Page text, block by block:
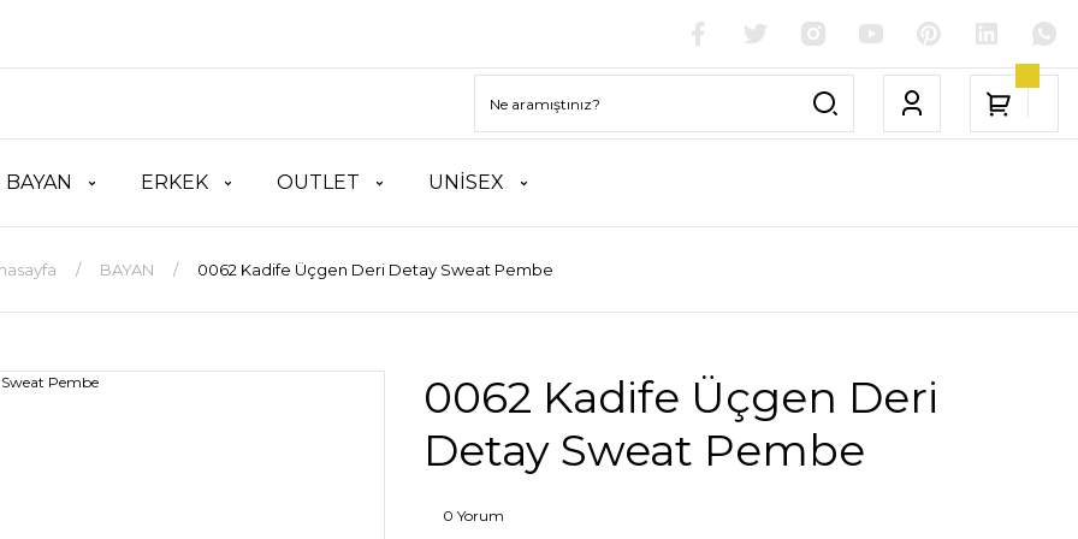
BAYAN ERKEK OUTLET UNİSEX
BAYAN 0062 Kadife Üçgen Deri Detay Sweat Pembe
0062 Kadife Üçgen Deri
Detay Sweat Pembe
0 Yorum